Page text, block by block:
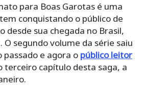
para Boas Garotas é uma
conquistando o público de
desde sua chegada no Brasil,
O segundo volume da série saiu
e agora o público leitor
terceiro capítulo desta saga, a